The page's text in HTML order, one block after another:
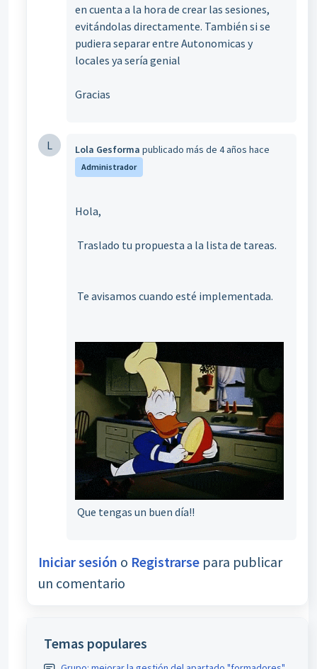
en cuenta a la hora de crear las sesiones,
evitándolas directamente. También si se
pudiera separar entre Autonomicas y
locales ya sería genial
Gracias
L Lola Gesforma publicado más de 4 años hace
Administrador
Hola,
Traslado tu propuesta a la lista de tareas.
Te avisamos cuando esté implementada.
Que tengas un buen día!!
Iniciar sesión o Registrarse para publicar
un comentario
Temas populares